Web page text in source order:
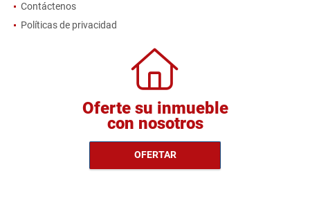
Contáctenos
Políticas de privacidad
Oferte su inmueble
con nosotros
OFERTAR